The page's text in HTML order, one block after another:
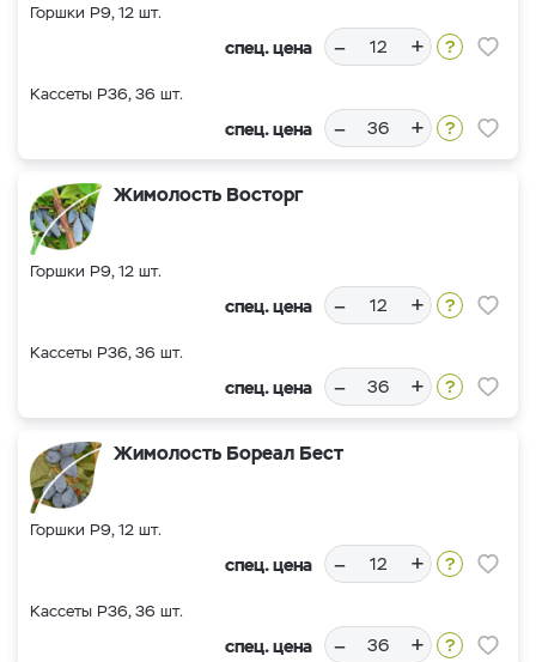
Горшки Р9, 12 шт.
спец. цена – +
Кассеты Р36, 36 шт.
спец. цена – +
Жимолость Восторг
Горшки Р9, 12 шт.
спец. цена – +
Кассеты Р36, 36 шт.
спец. цена – +
Жимолость Бореал Бест
Горшки Р9, 12 шт.
спец. цена – +
Кассеты Р36, 36 шт.
спец. цена – +